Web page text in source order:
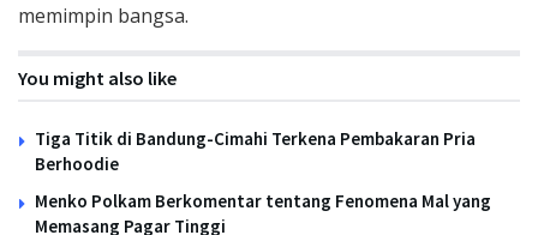
memimpin bangsa.
You might also like
Tiga Titik di Bandung-Cimahi Terkena Pembakaran Pria
Berhoodie
Menko Polkam Berkomentar tentang Fenomena Mal yang
Memasang Pagar Tinggi